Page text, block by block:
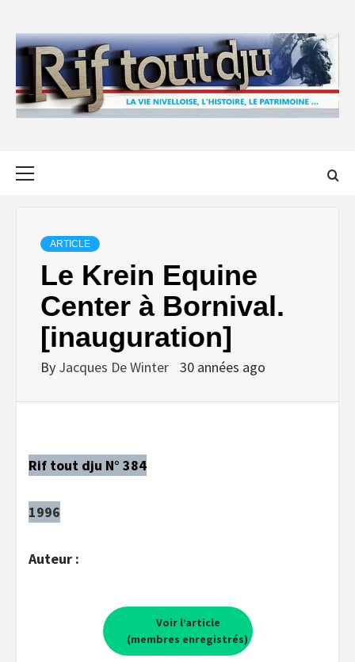
content
ARTICLE
Le Krein Equine
Center à Bornival.
[inauguration]
By Jacques De Winter 30 années ago
Rif tout dju N° 384
1996
Auteur :
Voir l’article
(membres enregistrés)